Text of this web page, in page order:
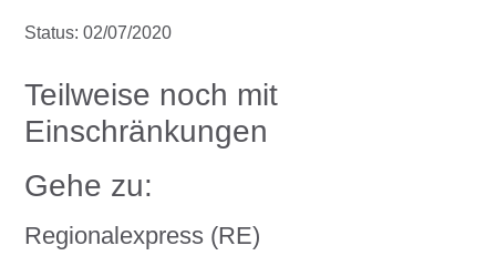
Status: 02/07/2020
Teilweise noch mit
Einschränkungen
Gehe zu:
Regionalexpress (RE)